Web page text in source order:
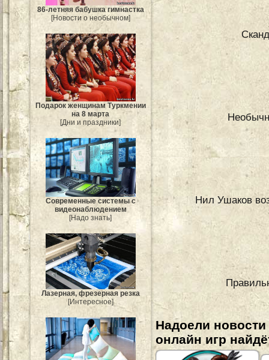
86-летняя бабушка гимнастка
[Новости о необычном]
Подарок женщинам Туркмении
на 8 марта
[Дни и праздники]
Современные системы с
видеонаблюдением
[Надо знать]
Лазерная, фрезерная резка
[Интересное]
Нил Ушаков
Надоели
онлайн игр